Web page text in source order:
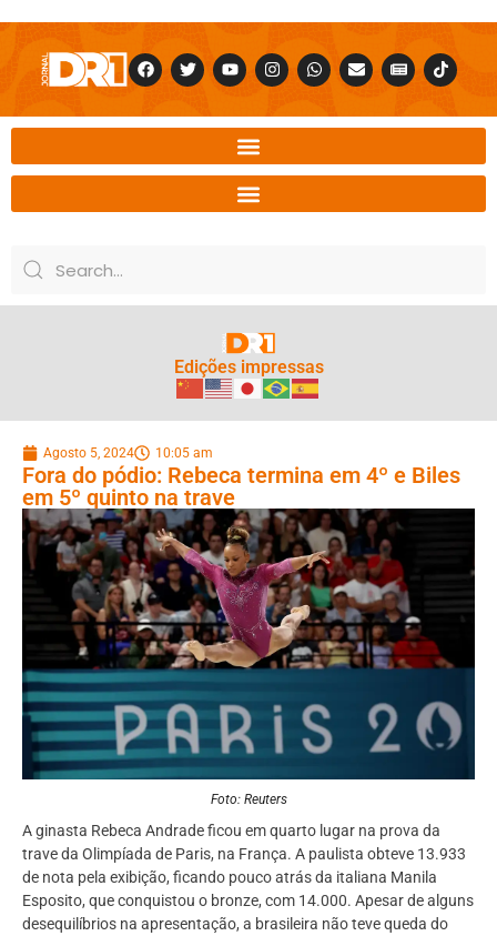
Edições impressas
Agosto 5, 2024 10:05 am
Fora do pódio: Rebeca termina em 4º e Biles
em 5º quinto na trave
Foto: Reuters
A ginasta Rebeca Andrade ficou em quarto lugar na prova da
trave da Olimpíada de Paris, na França. A paulista obteve 13.933
de nota pela exibição, ficando pouco atrás da italiana Manila
Esposito, que conquistou o bronze, com 14.000. Apesar de alguns
desequilíbrios na apresentação, a brasileira não teve queda do